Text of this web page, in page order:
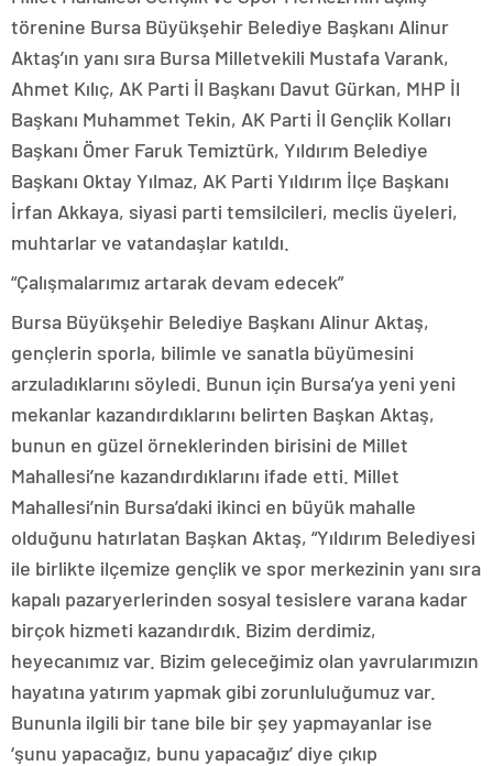
törenine Bursa Büyükşehir Belediye Başkanı Alinur
Aktaş’ın yanı sıra Bursa Milletvekili Mustafa Varank,
Ahmet Kılıç, AK Parti İl Başkanı Davut Gürkan, MHP İl
Başkanı Muhammet Tekin, AK Parti İl Gençlik Kolları
Başkanı Ömer Faruk Temiztürk, Yıldırım Belediye
Başkanı Oktay Yılmaz, AK Parti Yıldırım İlçe Başkanı
İrfan Akkaya, siyasi parti temsilcileri, meclis üyeleri,
muhtarlar ve vatandaşlar katıldı.
“Çalışmalarımız artarak devam edecek”
Bursa Büyükşehir Belediye Başkanı Alinur Aktaş,
gençlerin sporla, bilimle ve sanatla büyümesini
arzuladıklarını söyledi. Bunun için Bursa’ya yeni yeni
mekanlar kazandırdıklarını belirten Başkan Aktaş,
bunun en güzel örneklerinden birisini de Millet
Mahallesi’ne kazandırdıklarını ifade etti. Millet
Mahallesi’nin Bursa’daki ikinci en büyük mahalle
olduğunu hatırlatan Başkan Aktaş, “Yıldırım Belediyesi
ile birlikte ilçemize gençlik ve spor merkezinin yanı sıra
kapalı pazaryerlerinden sosyal tesislere varana kadar
birçok hizmeti kazandırdık. Bizim derdimiz,
heyecanımız var. Bizim geleceğimiz olan yavrularımızın
hayatına yatırım yapmak gibi zorunluluğumuz var.
Bununla ilgili bir tane bile bir şey yapmayanlar ise
‘şunu yapacağız, bunu yapacağız’ diye çıkıp